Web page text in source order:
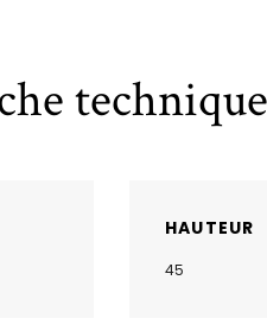
technique
HAUTEUR
45